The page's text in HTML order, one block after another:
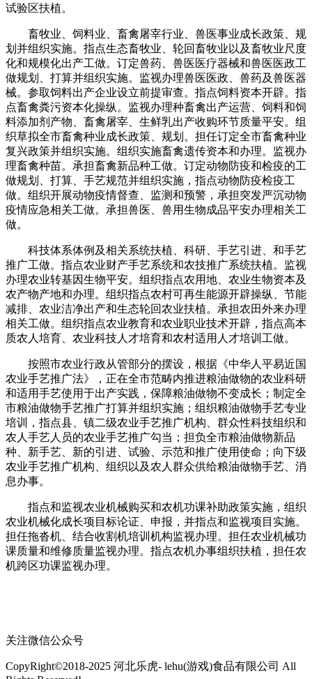
试验区扶植。
畜牧业、饲料业、畜禽屠宰行业、兽医事业成长政策、规
划并组织实施。指点生态畜牧业、轮回畜牧业以及畜牧业尺度
化和规模化出产工做。订定兽药、兽医医疗器械和兽医医政工
做规划、打算并组织实施。监视办理兽医医政、兽药及兽医器
械。参取饲料出产企业设立前提审查。指点饲料资本开辟。指
点畜禽粪污资本化操纵。监视办理种畜禽出产运营、饲料和饲
料添加剂产物、畜禽屠宰、生鲜乳出产收购环节质量平安。组
织草拟全市畜禽种业成长政策、规划。担任订定全市畜禽种业
复兴政策并组织实施。组织实施畜禽遗传资本和办理。监视办
理畜禽种苗。承担畜禽新品种工做。订定动物防疫和检疫的工
做规划、打算、手艺规范并组织实施，指点动物防疫检疫工
做。组织开展动物疫情督查、监测和预警，承担突发严沉动物
疫情应急相关工做。承担兽医、兽用生物成品平安办理相关工
做。
科技体系体例及相关系统扶植、科研、手艺引进、和手艺
推广工做。指点农业财产手艺系统和农技推广系统扶植。监视
办理农业转基因生物平安。组织指点农用地、农业生物资本及
农产物产地和办理。组织指点农村可再生能源开辟操纵、节能
减排、农业洁净出产和生态轮回农业扶植。承担农田外来办理
相关工做。组织指点农业教育和农业职业技术开辟，指点高本
质农人培育、农业科技人才培育和农村适用人才培训工做。
按照市农业行政从管部分的摆设，根据《中华人平易近国
农业手艺推广法》，正在全市范畴内推进粮油做物的农业科研
和适用手艺使用于出产实践，保障粮油做物不变成长；制定全
市粮油做物手艺推广打算并组织实施；组织粮油做物手艺专业
培训，指点县、镇二级农业手艺推广机构、群众性科技组织和
农人手艺人员的农业手艺推广勾当；担负全市粮油做物新品
种、新手艺、新的引进、试验、示范和推广使用使命；向下级
农业手艺推广机构、组织以及农人群众供给粮油做物手艺、消
息办事。
指点和监视农业机械购买和农机功课补助政策实施，组织
农业机械化成长项目标论证、申报，并指点和监视项目实施。
担任拖沓机、结合收割机培训机构监视办理。担任农业机械功
课质量和维修质量监视办理。指点农机办事组织扶植，担任农
机跨区功课监视办理。
关注微信公众号
CopyRight©2018-2025 河北乐虎- lehu(游戏)食品有限公司 All